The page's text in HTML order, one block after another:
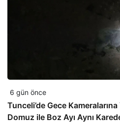
6 gün önce
Tunceli’de Gece
Domuz ile Boz Ayı Aynı